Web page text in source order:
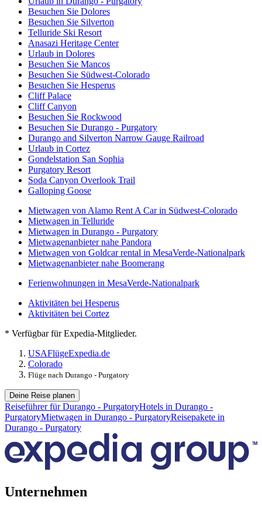
Besuchen Sie Dolores
Besuchen Sie Silverton
Telluride Ski Resort
Anasazi Heritage Center
Urlaub in Dolores
Besuchen Sie Mancos
Besuchen Sie Südwest-Colorado
Besuchen Sie Hesperus
Cliff Palace
Cliff Canyon
Besuchen Sie Rockwood
Besuchen Sie Durango - Purgatory
Durango and Silverton Narrow Gauge Railroad
Urlaub in Cortez
Gondelstation San Sophia
Purgatory Resort
Soda Canyon Overlook Trail
Galloping Goose
Mietwagen von Alamo Rent A Car in Südwest-Colorado
Mietwagen in Telluride
Mietwagen in Durango - Purgatory
Mietwagenanbieter nahe Pandora
Mietwagen von Goldcar rental in MesaVerde-Nationalpark
Mietwagenanbieter nahe Boomerang
Ferienwohnungen in MesaVerde-Nationalpark
Aktivitäten bei Hesperus
Aktivitäten bei Cortez
* Verfügbar für Expedia-Mitglieder.
USAFlügeExpedia.de
Colorado
Flüge nach Durango - Purgatory
Deine Reise planen
Reiseführer für Durango - PurgatoryHotels in Durango -
PurgatoryMietwagen in Durango - PurgatoryReisepakete in
Durango - Purgatory
Unternehmen